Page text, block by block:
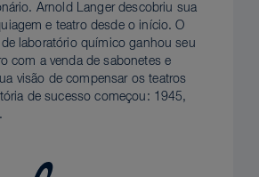
Arnold Langer descobriu sua
e teatro desde o início. O
laboratório químico ganhou seu
com a venda de sabonetes e
visão de compensar os teatros
de sucesso começou: 1945,